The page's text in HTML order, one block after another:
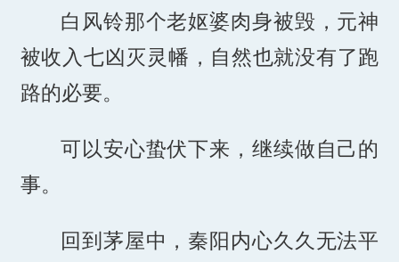
白风铃那个老妪婆肉身被毁，元神
被收入七凶灭灵幡，自然也就没有了跑
路的必要。
可以安心蛰伏下来，继续做自己的
事。
回到茅屋中，秦阳内心久久无法平